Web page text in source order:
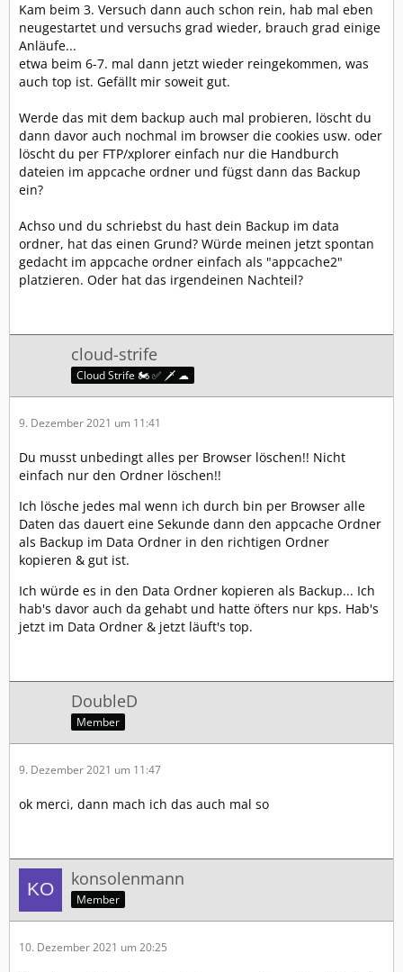
Kam beim 3. Versuch dann auch schon rein, hab mal eben
neugestartet und versuchs grad wieder, brauch grad einige
Anläufe...
etwa beim 6-7. mal dann jetzt wieder reingekommen, was
auch top ist. Gefällt mir soweit gut.
Werde das mit dem backup auch mal probieren, löscht du
dann davor auch nochmal im browser die cookies usw. oder
löscht du per FTP/xplorer einfach nur die Handburch
dateien im appcache ordner und fügst dann das Backup
ein?
Achso und du schriebst du hast dein Backup im data
ordner, hat das einen Grund? Würde meinen jetzt spontan
gedacht im appcache ordner einfach als "appcache2"
platzieren. Oder hat das irgendeinen Nachteil?
cloud-strife
Cloud Strife 🏍️ ✅ 🗡️ ☁
9. Dezember 2021 um 11:41
Du musst unbedingt alles per Browser löschen!! Nicht
einfach nur den Ordner löschen!!
Ich lösche jedes mal wenn ich durch bin per Browser alle
Daten das dauert eine Sekunde dann den appcache Ordner
als Backup im Data Ordner in den richtigen Ordner
kopieren & gut ist.
Ich würde es in den Data Ordner kopieren als Backup... Ich
hab's davor auch da gehabt und hatte öfters nur kps. Hab's
jetzt im Data Ordner & jetzt läuft's top.
DoubleD
Member
9. Dezember 2021 um 11:47
ok merci, dann mach ich das auch mal so
konsolenmann
Member
10. Dezember 2021 um 20:25